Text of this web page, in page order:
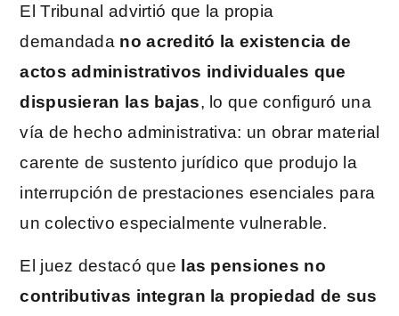
El Tribunal advirtió que la propia
demandada no acreditó la existencia de
actos administrativos individuales que
dispusieran las bajas, lo que configuró una
vía de hecho administrativa: un obrar material
carente de sustento jurídico que produjo la
interrupción de prestaciones esenciales para
un colectivo especialmente vulnerable.
El juez destacó que las pensiones no
contributivas integran la propiedad de sus